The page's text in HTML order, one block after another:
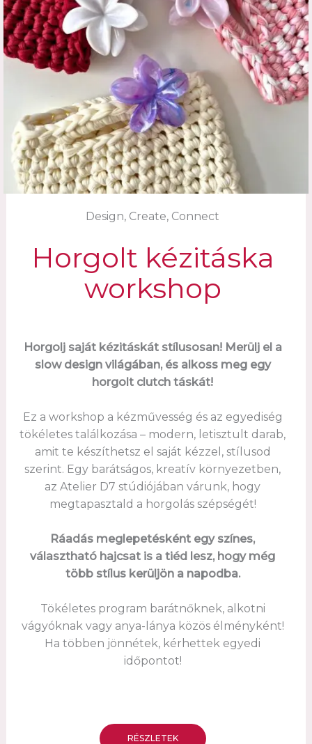
Design, Create, Connect
Horgolt kézitáska
workshop
Horgolj saját kézitáskát stílusosan! Merülj el a
slow design világában, és alkoss meg egy
horgolt clutch táskát!
Ez a workshop a kézművesség és az egyediség
tökéletes találkozása – modern, letisztult darab,
amit te készíthetsz el saját kézzel, stílusod
szerint. Egy barátságos, kreatív környezetben,
az Atelier D7 stúdiójában várunk, hogy
megtapasztald a horgolás szépségét!
Ráadás meglepetésként egy színes,
választható hajcsat is a tiéd lesz, hogy még
több stílus kerüljön a napodba.
Tökéletes program barátnőknek, alkotni
vágyóknak vagy anya-lánya közös élményként!
Ha többen jönnétek, kérhettek egyedi
időpontot!
RÉSZLETEK